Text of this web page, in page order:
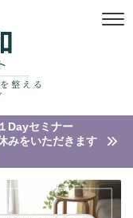
Dayセミナー
みをいただきます